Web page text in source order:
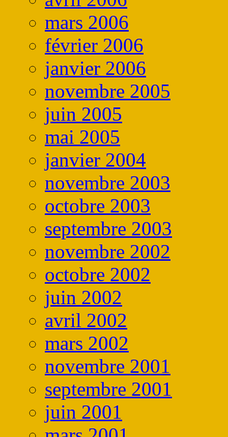
mars 2006
février 2006
janvier 2006
novembre 2005
juin 2005
mai 2005
janvier 2004
novembre 2003
octobre 2003
septembre 2003
novembre 2002
octobre 2002
juin 2002
avril 2002
mars 2002
novembre 2001
septembre 2001
juin 2001